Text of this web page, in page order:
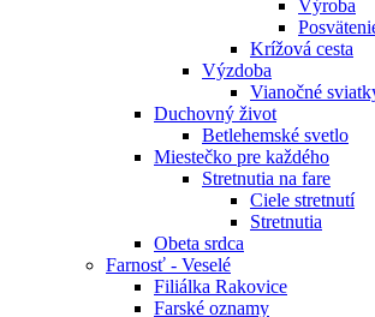
Výroba
Krížová cesta
Výzdoba
Vianočné
Duchovný život
Betlehemské svetlo
Miestečko pre každého
Stretnutia na fare
Ciele stretnutí
Stretnutia
Obeta srdca
Farnosť - Veselé
Filiálka Rakovice
Farské oznamy